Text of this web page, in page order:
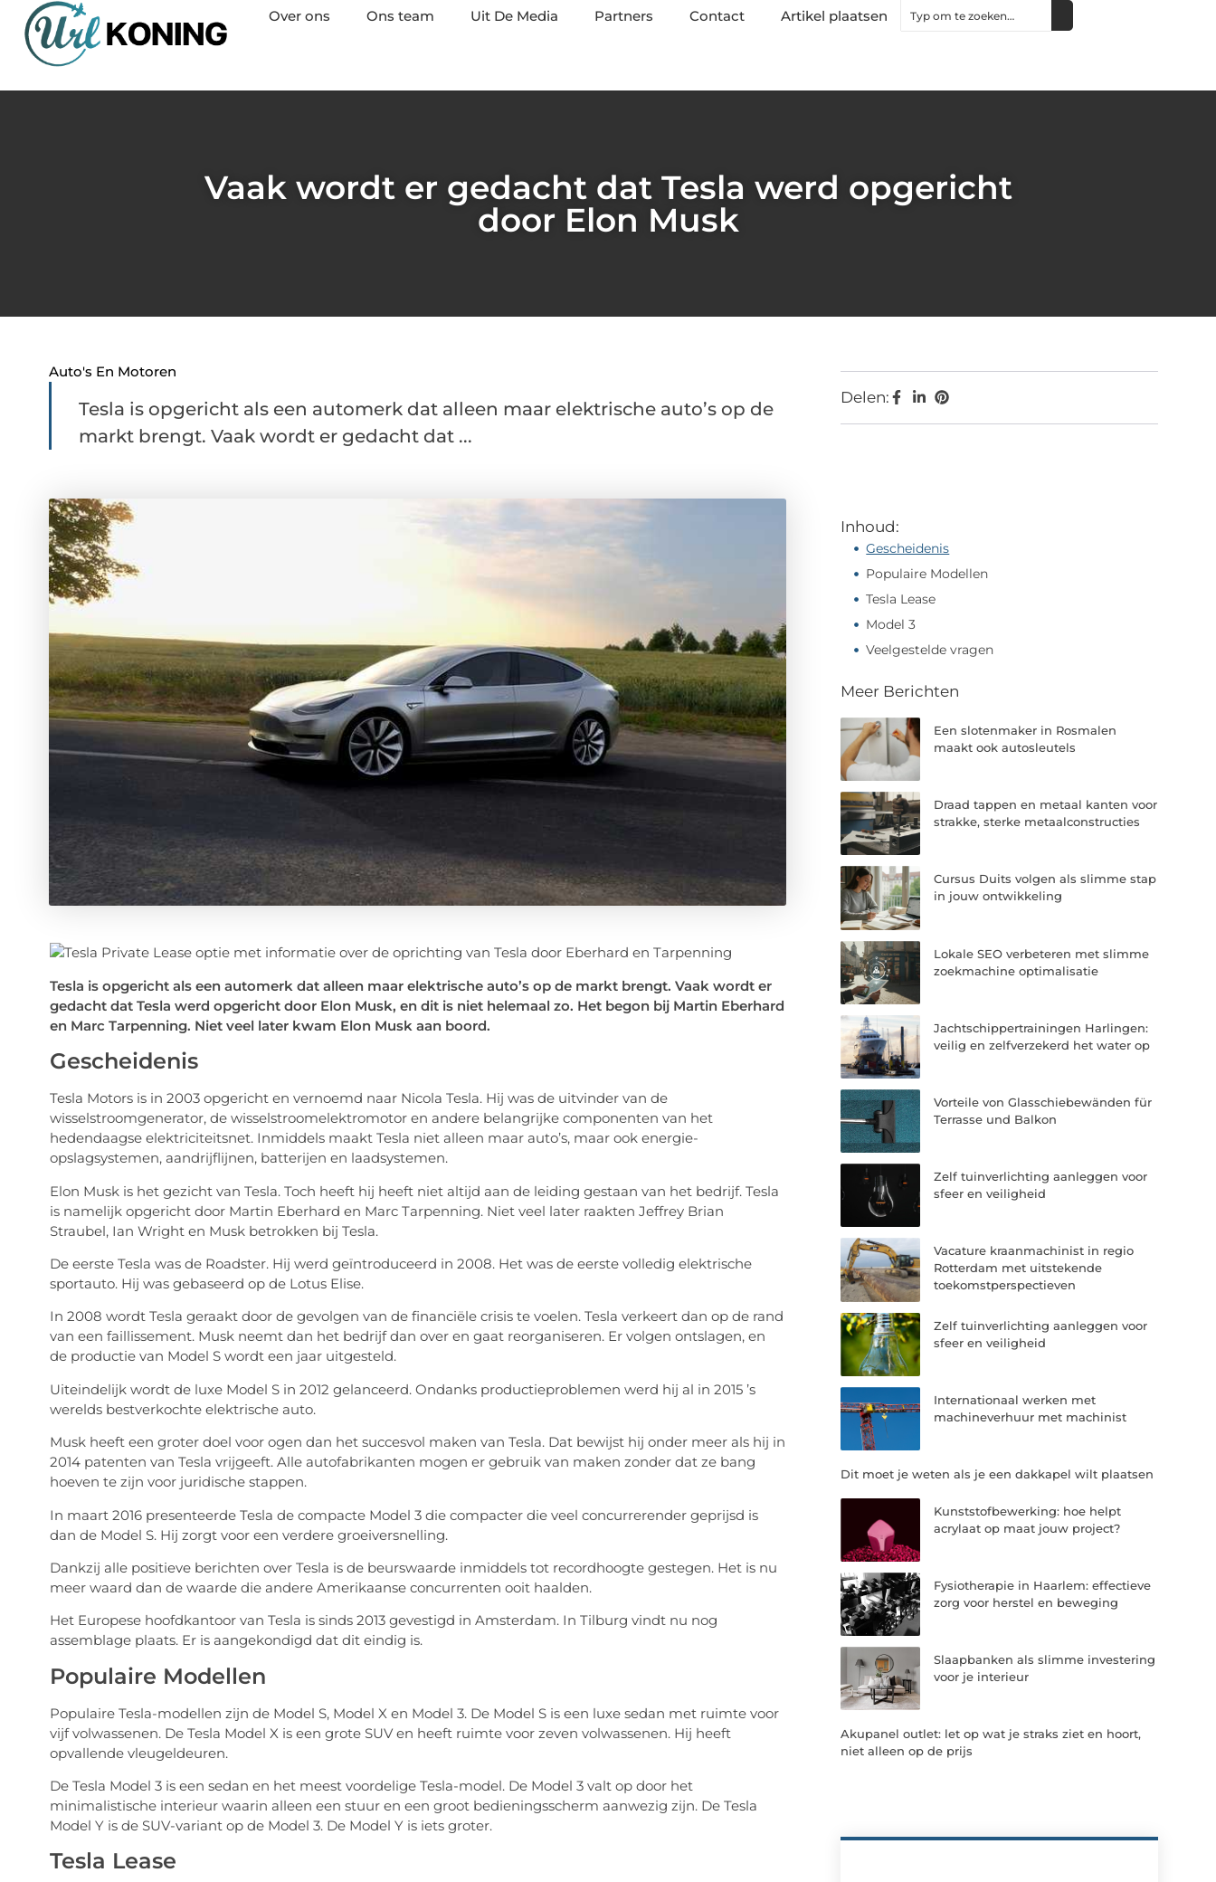
Over ons Ons team Uit De Media Partners Contact Artikel plaatsen
Vaak wordt er gedacht dat Tesla werd opgericht
door Elon Musk
Auto's En Motoren
Tesla is opgericht als een automerk dat alleen maar elektrische auto’s op de
markt brengt. Vaak wordt er gedacht dat ...
Tesla is opgericht als een automerk dat alleen maar elektrische auto’s op de markt brengt. Vaak wordt er
gedacht dat Tesla werd opgericht door Elon Musk, en dit is niet helemaal zo. Het begon bij Martin Eberhard
en Marc Tarpenning. Niet veel later kwam Elon Musk aan boord.
Gescheidenis
Tesla Motors is in 2003 opgericht en vernoemd naar Nicola Tesla. Hij was de uitvinder van de
wisselstroomgenerator, de wisselstroomelektromotor en andere belangrijke componenten van het
hedendaagse elektriciteitsnet. Inmiddels maakt Tesla niet alleen maar auto’s, maar ook energie-
opslagsystemen, aandrijflijnen, batterijen en laadsystemen.
Elon Musk is het gezicht van Tesla. Toch heeft hij heeft niet altijd aan de leiding gestaan van het bedrijf. Tesla
is namelijk opgericht door Martin Eberhard en Marc Tarpenning. Niet veel later raakten Jeffrey Brian
Straubel, Ian Wright en Musk betrokken bij Tesla.
De eerste Tesla was de Roadster. Hij werd geïntroduceerd in 2008. Het was de eerste volledig elektrische
sportauto. Hij was gebaseerd op de Lotus Elise.
In 2008 wordt Tesla geraakt door de gevolgen van de financiële crisis te voelen. Tesla verkeert dan op de rand
van een faillissement. Musk neemt dan het bedrijf dan over en gaat reorganiseren. Er volgen ontslagen, en
de productie van Model S wordt een jaar uitgesteld.
Uiteindelijk wordt de luxe Model S in 2012 gelanceerd. Ondanks productieproblemen werd hij al in 2015 ’s
werelds bestverkochte elektrische auto.
Musk heeft een groter doel voor ogen dan het succesvol maken van Tesla. Dat bewijst hij onder meer als hij in
2014 patenten van Tesla vrijgeeft. Alle autofabrikanten mogen er gebruik van maken zonder dat ze bang
hoeven te zijn voor juridische stappen.
In maart 2016 presenteerde Tesla de compacte Model 3 die compacter die veel concurrerender geprijsd is
dan de Model S. Hij zorgt voor een verdere groeiversnelling.
Dankzij alle positieve berichten over Tesla is de beurswaarde inmiddels tot recordhoogte gestegen. Het is nu
meer waard dan de waarde die andere Amerikaanse concurrenten ooit haalden.
Het Europese hoofdkantoor van Tesla is sinds 2013 gevestigd in Amsterdam. In Tilburg vindt nu nog
assemblage plaats. Er is aangekondigd dat dit eindig is.
Populaire Modellen
Populaire Tesla-modellen zijn de Model S, Model X en Model 3. De Model S is een luxe sedan met ruimte voor
vijf volwassenen. De Tesla Model X is een grote SUV en heeft ruimte voor zeven volwassenen. Hij heeft
opvallende vleugeldeuren.
De Tesla Model 3 is een sedan en het meest voordelige Tesla-model. De Model 3 valt op door het
minimalistische interieur waarin alleen een stuur en een groot bedieningsscherm aanwezig zijn. De Tesla
Model Y is de SUV-variant op de Model 3. De Model Y is iets groter.
Tesla Lease
Delen:
Inhoud:
Gescheidenis
Populaire Modellen
Tesla Lease
Model 3
Veelgestelde vragen
Meer Berichten
Een slotenmaker in Rosmalen
maakt ook autosleutels
Draad tappen en metaal kanten voor
strakke, sterke metaalconstructies
Cursus Duits volgen als slimme stap
in jouw ontwikkeling
Lokale SEO verbeteren met slimme
zoekmachine optimalisatie
Jachtschippertrainingen Harlingen:
veilig en zelfverzekerd het water op
Vorteile von Glasschiebewänden für
Terrasse und Balkon
Zelf tuinverlichting aanleggen voor
sfeer en veiligheid
Vacature kraanmachinist in regio
Rotterdam met uitstekende
toekomstperspectieven
Zelf tuinverlichting aanleggen voor
sfeer en veiligheid
Internationaal werken met
machineverhuur met machinist
Dit moet je weten als je een dakkapel wilt plaatsen
Kunststofbewerking: hoe helpt
acrylaat op maat jouw project?
Fysiotherapie in Haarlem: effectieve
zorg voor herstel en beweging
Slaapbanken als slimme investering
voor je interieur
Akupanel outlet: let op wat je straks ziet en hoort,
niet alleen op de prijs